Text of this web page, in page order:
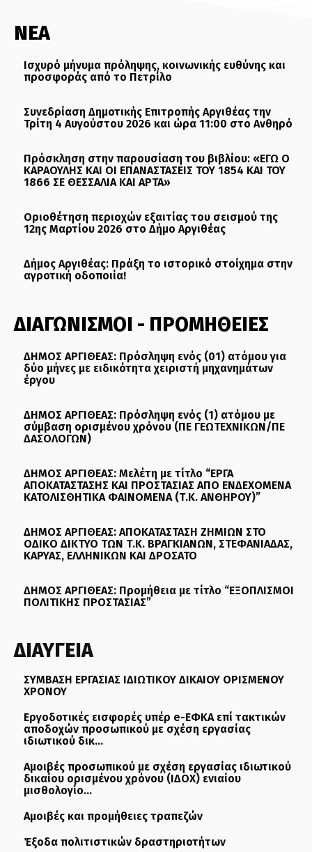
ΝΕΑ
Ισχυρό μήνυμα πρόληψης, κοινωνικής ευθύνης και
προσφοράς από το Πετρίλο
Συνεδρίαση Δημοτικής Επιτροπής Αργιθέας την
Τρίτη 4 Αυγούστου 2026 και ώρα 11:00 στο Ανθηρό
Πρόσκληση στην παρουσίαση του βιβλίου: «ΕΓΩ Ο
ΚΑΡΑΟΥΛΗΣ ΚΑΙ ΟΙ ΕΠΑΝΑΣΤΑΣΕΙΣ ΤΟΥ 1854 ΚΑΙ ΤΟΥ
1866 ΣΕ ΘΕΣΣΑΛΙΑ ΚΑΙ ΑΡΤΑ»
Οριοθέτηση περιοχών εξαιτίας του σεισμού της
12ης Μαρτίου 2026 στο Δήμο Αργιθέας
Δήμος Αργιθέας: Πράξη το ιστορικό στοίχημα στην
αγροτική οδοποιία!
ΔΙΑΓΩΝΙΣΜΟΙ - ΠΡΟΜΗΘΕΙΕΣ
ΔΗΜΟΣ ΑΡΓΙΘΕΑΣ: Πρόσληψη ενός (01) ατόμου για
δύο μήνες με ειδικότητα χειριστή μηχανημάτων
έργου
ΔΗΜΟΣ ΑΡΓΙΘΕΑΣ: Πρόσληψη ενός (1) ατόμου με
σύμβαση ορισμένου χρόνου (ΠΕ ΓΕΩΤΕΧΝΙΚΩΝ/ΠΕ
ΔΑΣΟΛΟΓΩΝ)
ΔΗΜΟΣ ΑΡΓΙΘΕΑΣ: Μελέτη με τίτλο “ΕΡΓΑ
ΑΠΟΚΑΤΑΣΤΑΣΗΣ ΚΑΙ ΠΡΟΣΤΑΣΙΑΣ ΑΠΟ ΕΝΔΕΧΟΜΕΝΑ
ΚΑΤΟΛΙΣΘΗΤΙΚΑ ΦΑΙΝΟΜΕΝΑ (Τ.Κ. ΑΝΘΗΡΟΥ)”
ΔΗΜΟΣ ΑΡΓΙΘΕΑΣ: ΑΠΟΚΑΤΑΣΤΑΣΗ ΖΗΜΙΩΝ ΣΤΟ
ΟΔΙΚΟ ΔΙΚΤΥΟ ΤΩΝ Τ.Κ. ΒΡΑΓΚΙΑΝΩΝ, ΣΤΕΦΑΝΙΑΔΑΣ,
ΚΑΡΥΑΣ, ΕΛΛΗΝΙΚΩΝ ΚΑΙ ΔΡΟΣΑΤΟ
ΔΗΜΟΣ ΑΡΓΙΘΕΑΣ: Προμήθεια με τίτλο “ΕΞΟΠΛΙΣΜΟΙ
ΠΟΛΙΤΙΚΗΣ ΠΡΟΣΤΑΣΙΑΣ”
ΔΙΑΥΓΕΙΑ
ΣΥΜΒΑΣΗ ΕΡΓΑΣΙΑΣ ΙΔΙΩΤΙΚΟΥ ΔΙΚΑΙΟΥ ΟΡΙΣΜΕΝΟΥ
ΧΡΟΝΟΥ
Εργοδοτικές εισφορές υπέρ e-ΕΦΚΑ επί τακτικών
αποδοχών προσωπικού με σχέση εργασίας
ιδιωτικού δικ...
Αμοιβές προσωπικού με σχέση εργασίας ιδιωτικού
δικαίου ορισμένου χρόνου (ΙΔΟΧ) ενιαίου
μισθολογίο...
Αμοιβές και προμήθειες τραπεζών
Έξοδα πολιτιστικών δραστηριοτήτων